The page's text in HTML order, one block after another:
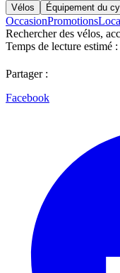
Vélos Équipement du
OccasionPromotions
Rechercher des vélos,
Temps de lecture estimé :
Partager :
Facebook